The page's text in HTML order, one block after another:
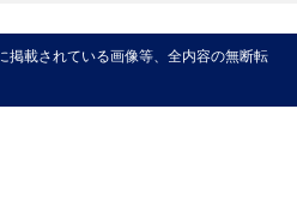
載されている画像等、全内容の無断転